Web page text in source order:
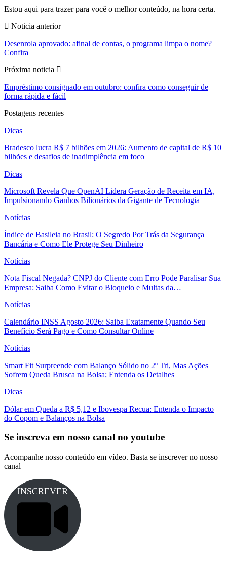
Estou aqui para trazer para você o melhor conteúdo, na hora certa.
Noticia anterior
Desenrola aprovado: afinal de contas, o programa limpa o nome?
Confira
Próxima noticia
Empréstimo consignado em outubro: confira como conseguir de
forma rápida e fácil
Postagens recentes
Dicas
Bradesco lucra R$ 7 bilhões em 2026: Aumento de capital de R$ 10
bilhões e desafios de inadimplência em foco
Dicas
Microsoft Revela Que OpenAI Lidera Geração de Receita em IA,
Impulsionando Ganhos Bilionários da Gigante de Tecnologia
Notícias
Índice de Basileia no Brasil: O Segredo Por Trás da Segurança
Bancária e Como Ele Protege Seu Dinheiro
Notícias
Nota Fiscal Negada? CNPJ do Cliente com Erro Pode Paralisar Sua
Empresa: Saiba Como Evitar o Bloqueio e Multas da…
Notícias
Calendário INSS Agosto 2026: Saiba Exatamente Quando Seu
Benefício Será Pago e Como Consultar Online
Notícias
Smart Fit Surpreende com Balanço Sólido no 2º Tri, Mas Ações
Sofrem Queda Brusca na Bolsa; Entenda os Detalhes
Dicas
Dólar em Queda a R$ 5,12 e Ibovespa Recua: Entenda o Impacto
do Copom e Balanços na Bolsa
Se inscreva em nosso canal no youtube
Acompanhe nosso conteúdo em vídeo. Basta se inscrever no nosso
canal
INSCREVER